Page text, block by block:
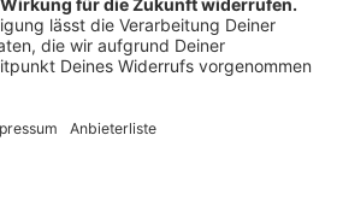
auszuleuchten. Zur Zeit
Gronau, Epe, Heek und
Die Kollegen aus Ochtrup sind
wurde der Brand vermutlich